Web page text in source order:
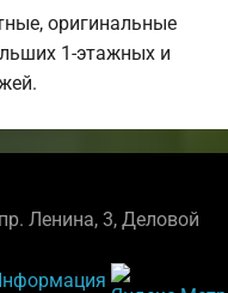
оригинальные
1-этажных и
Ленина, 3, Деловой